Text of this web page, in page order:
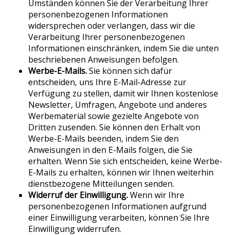
Umständen können Sie der Verarbeitung Ihrer
personenbezogenen Informationen
widersprechen oder verlangen, dass wir die
Verarbeitung Ihrer personenbezogenen
Informationen einschränken, indem Sie die unten
beschriebenen Anweisungen befolgen.
Werbe-E-Mails.Sie können sich dafür
entscheiden, uns Ihre E-Mail-Adresse zur
Verfügung zu stellen, damit wir Ihnen kostenlose
Newsletter, Umfragen, Angebote und anderes
Werbematerial sowie gezielte Angebote von
Dritten zusenden. Sie können den Erhalt von
Werbe-E-Mails beenden, indem Sie den
Anweisungen in den E-Mails folgen, die Sie
erhalten. Wenn Sie sich entscheiden, keine Werbe-
E-Mails zu erhalten, können wir Ihnen weiterhin
dienstbezogene Mitteilungen senden.
Widerruf der Einwilligung.Wenn wir Ihre
personenbezogenen Informationen aufgrund
einer Einwilligung verarbeiten, können Sie Ihre
Einwilligung widerrufen.